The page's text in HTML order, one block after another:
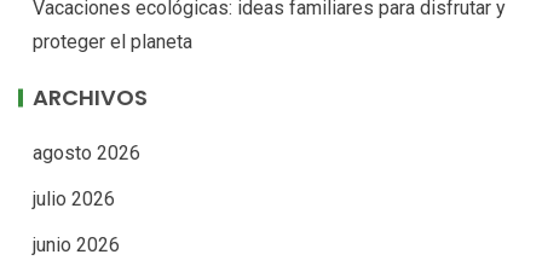
Vacaciones ecológicas: ideas familiares para disfrutar y
proteger el planeta
ARCHIVOS
agosto 2026
julio 2026
junio 2026